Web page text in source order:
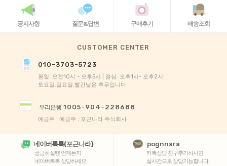
공지사항 질문&답변 구매후기 배송조회
CUSTOMER CENTER
010-3703-5723
평일: 오전10시 - 오후5시 | 점심: 오후1시- 오후2시
토요일.일요일.빨간날은 휴무입니다
우리은행1005-904-228688
예금주 : 예금주 : 포근나라 주식회사
네이버톡톡(포근나라)
궁금하실땐 언제든지
네이버톡톡 상담하세요
pognnara
카톡상담 친구추가하시면
실시간으로 상담가능합니다